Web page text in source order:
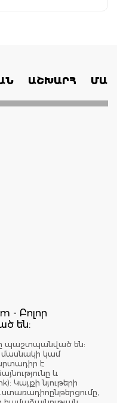
ԱՇԽԱՐՀ
- Բոլոր
են:
պաշտպանված են:
մասնակի կամ
է
և
Կայքի նյութերի